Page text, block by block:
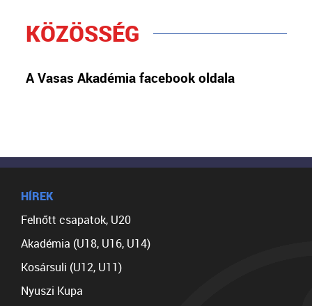
KÖZÖSSÉG
A Vasas Akadémia facebook oldala
HÍREK
Felnőtt csapatok, U20
Akadémia (U18, U16, U14)
Kosársuli (U12, U11)
Nyuszi Kupa